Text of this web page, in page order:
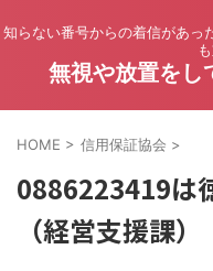
知らない番号からの着信があっ
無視や放置をし
HOME > 信用保証協会 >
0886223419は
（経営支援課）